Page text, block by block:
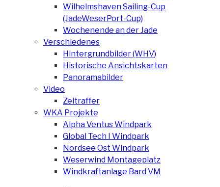
Wilhelmshaven Sailing-Cup
(JadeWeserPort-Cup)
Wochenende an der Jade
Verschiedenes
Hintergrundbilder (WHV)
Historische Ansichtskarten
Panoramabilder
Video
Zeitraffer
WKA Projekte
Alpha Ventus Windpark
Global Tech I Windpark
Nordsee Ost Windpark
Weserwind Montageplatz
Windkraftanlage Bard VM